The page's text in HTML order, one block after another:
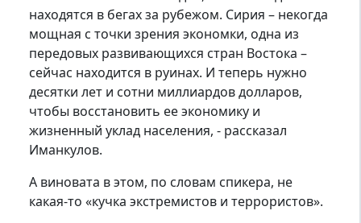
находятся в бегах за рубежом. Сирия – некогда
мощная с точки зрения экономки, одна из
передовых развивающихся стран Востока –
сейчас находится в руинах. И теперь нужно
десятки лет и сотни миллиардов долларов,
чтобы восстановить ее экономику и
жизненный уклад населения, - рассказал
Иманкулов.
А виновата в этом, по словам спикера, не
какая-то «кучка экстремистов и террористов».